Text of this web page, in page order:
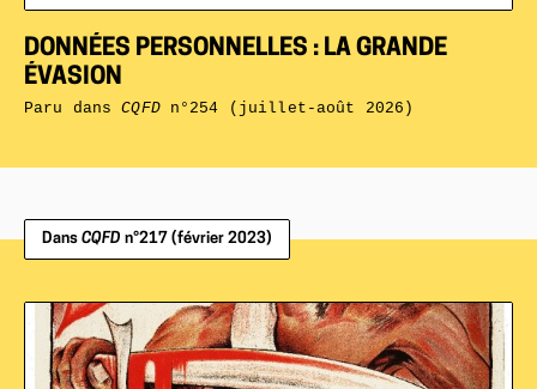
DONNÉES PERSONNELLES : LA GRANDE
ÉVASION
Paru dansCQFDn°254 (juillet-août 2026)
Dans CQFD n°217 (février 2023)